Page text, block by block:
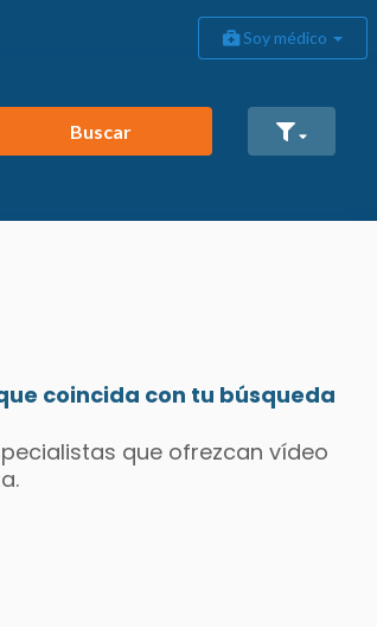
Soy médico
Buscar
coincida con tu búsqueda
que ofrezcan vídeo